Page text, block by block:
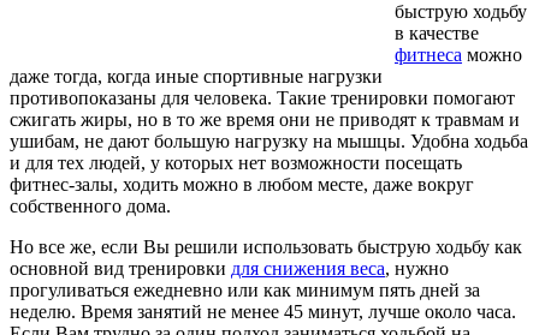
быструю ходьбу
в качестве
фитнеса можно
даже тогда, когда иные спортивные нагрузки
противопоказаны для человека. Такие тренировки помогают
сжигать жиры, но в то же время они не приводят к травмам и
ушибам, не дают большую нагрузку на мышцы. Удобна ходьба
и для тех людей, у которых нет возможности посещать
фитнес-залы, ходить можно в любом месте, даже вокруг
собственного дома.
Но все же, если Вы решили использовать быструю ходьбу как
основной вид тренировки для снижения веса, нужно
прогуливаться ежедневно или как минимум пять дней за
неделю. Время занятий не менее 45 минут, лучше около часа.